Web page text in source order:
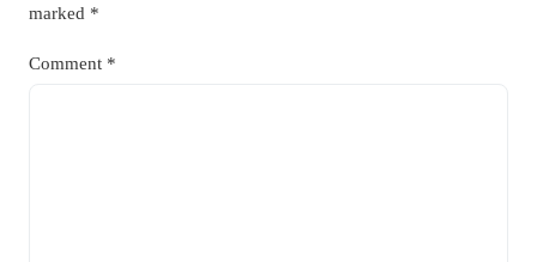
marked *
Comment *